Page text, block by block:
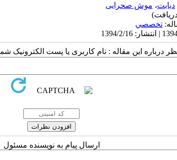
دیابت، موش صحرایی
تخصصي
درباره این مقاله : نام کاربری یا پست الکترونیک
ارسال پیام به نویسنده مسئول